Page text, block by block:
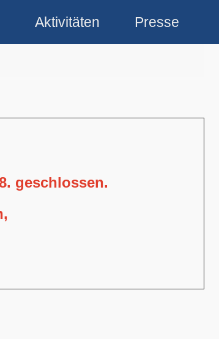
Aktivitäten Presse
geschlossen.